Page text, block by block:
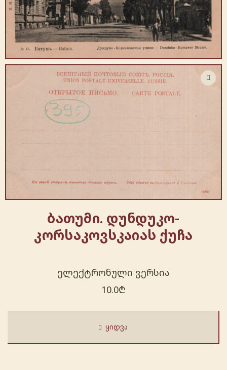
ბათუმი. დუნდუკო-
კორსაკოვსკაიას ქუჩა
ელექტრონული ვერსია
10.0₾
ᲧᲘᲓᲕᲐ